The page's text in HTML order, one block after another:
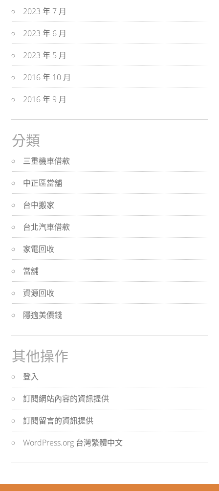
2023 年 7 月
2023 年 6 月
2023 年 5 月
2016 年 10 月
2016 年 9 月
分類
三重機車借款
中正區當舖
台中搬家
台北汽車借款
家電回收
當舖
資源回收
隱適美價錢
其他操作
登入
訂閱網站內容的資訊提供
訂閱留言的資訊提供
WordPress.org 台灣繁體中文